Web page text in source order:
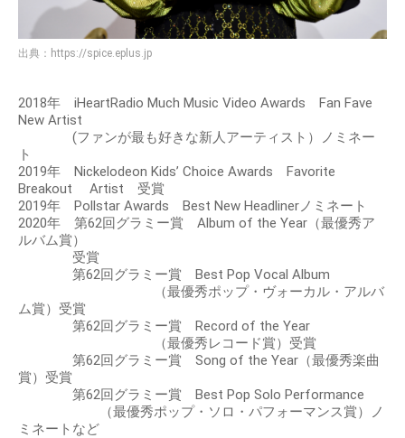
出典： https://spice.eplus.jp
2018年 iHeartRadio Much Music Video Awards Fan Fave
New Artist
(ファンが最も好きな新人アーティスト）ノミネー
ト
2019年 Nickelodeon Kids’ Choice Awards Favorite
Breakout Artist 受賞
2019年 Pollstar Awards Best New Headlinerノミネート
2020年 第62回グラミー賞 Album of the Year（最優秀ア
ルバム賞）
受賞
第62回グラミー賞 Best Pop Vocal Album
（最優秀ポップ・ヴォーカル・アルバ
ム賞）受賞
第62回グラミー賞 Record of the Year
（最優秀レコード賞）受賞
第62回グラミー賞 Song of the Year（最優秀楽曲
賞）受賞
第62回グラミー賞 Best Pop Solo Performance
（最優秀ポップ・ソロ・パフォーマンス賞）ノ
ミネートなど